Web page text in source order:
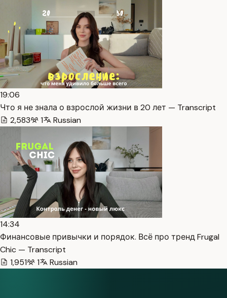
19:06
Что я не знала о взрослой жизни в 20 лет — Transcript
2,583
1 Russian
14:34
Финансовые привычки и порядок. Всё про тренд Frugal
Chic — Transcript
1,951
1 Russian